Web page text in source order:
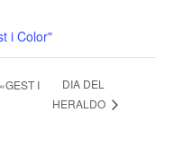
i Color"
I
DIA DEL
HERALDO